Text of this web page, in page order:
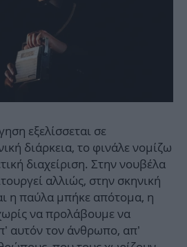
εξελίσσεται σε
διάρκεια, το φινάλε νομίζω
διαχείριση. Στην νουβέλα
αλλιώς, στην σκηνική
η παύλα μπήκε απότομα, η
να προλάβουμε να
αυτόν τον άνθρωπο, απ’